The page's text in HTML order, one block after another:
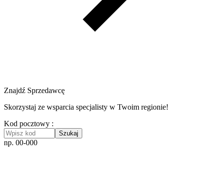
Znajdź Sprzedawcę
Skorzystaj ze wsparcia specjalisty w Twoim regionie!
Kod pocztowy :
Szukaj
np. 00-000